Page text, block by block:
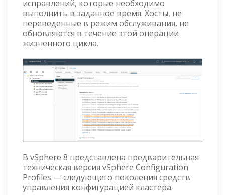
исправлений, которые необходимо
выполнить в заданное время. Хосты, не
переведенные в режим обслуживания, не
обновляются в течение этой операции
жизненного цикла.
В vSphere 8 представлена ​​предварительная
техническая версия vSphere Configuration
Profiles — следующего поколения средств
управления конфигурацией кластера.